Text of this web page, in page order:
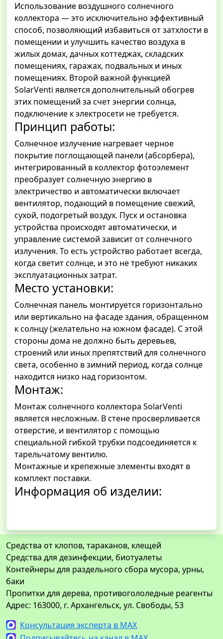
Использование воздушного солнечного
коллектора — это исключительно эффективный
способ, позволяющий избавиться от затхлости в
помещении и улучшить качество воздуха в
жилых домах, дачных коттеджах, складских
помещениях, гаражах, подвальных и иных
помещениях. Второй важной функцией
SolarVenti является дополнительный обогрев
этих помещений за счет энергии солнца,
подключение к электросети не требуется.
Принцип работы:
Солнечное излучение нагревает черное
покрытие поглощающей панели (абсорбера),
интегрированный в коллектор фотоэлемент
преобразует солнечную энергию в
электричество и автоматически включает
вентилятор, подающий в помещение свежий,
сухой, подогретый воздух. Пуск и остановка
устройства происходят автоматически, и
управление системой зависит от солнечного
излучения. То есть устройство работает всегда,
когда светит солнце, и это не требуют никаких
эксплуатационных затрат.
Место установки:
Солнечная панель монтируется горизонтально
или вертикально на фасаде здания, обращенном
к солнцу (желательно на южном фасаде). С этой
стороны дома не должно быть деревьев,
строений или иных препятствий для солнечного
света, особенно в зимний период, когда солнце
находится низко над горизонтом.
Монтаж:
Монтаж солнечного коллектора SolarVenti
является несложным. В стене просверливается
отверстие, и вентилятор с помощью
специальной гибкой трубки подсоединяется к
тарельчатому вентилю.
Монтажные и крепежные элементы входят в
комплект поставки.
Информация об изделии:
Средства от клопов, тараканов, клещей
Средства для дезинфекции, биотуалеты
Контейнеры для раздельного сбора мусора, урны,
баки
Пропитки для дерева, противогололедные реагенты
Адрес: 163000, г. Архангельск, ул. Свободы, 53
Консультация эксперта в MAX